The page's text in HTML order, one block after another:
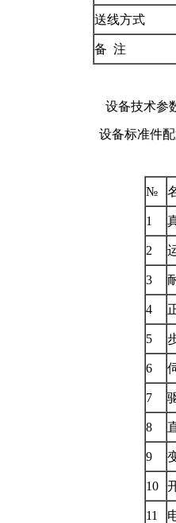
送线方式
备 注
设备技术参
设备标准件配
№
1
2
3
4
5
6
7
8
9
10
11